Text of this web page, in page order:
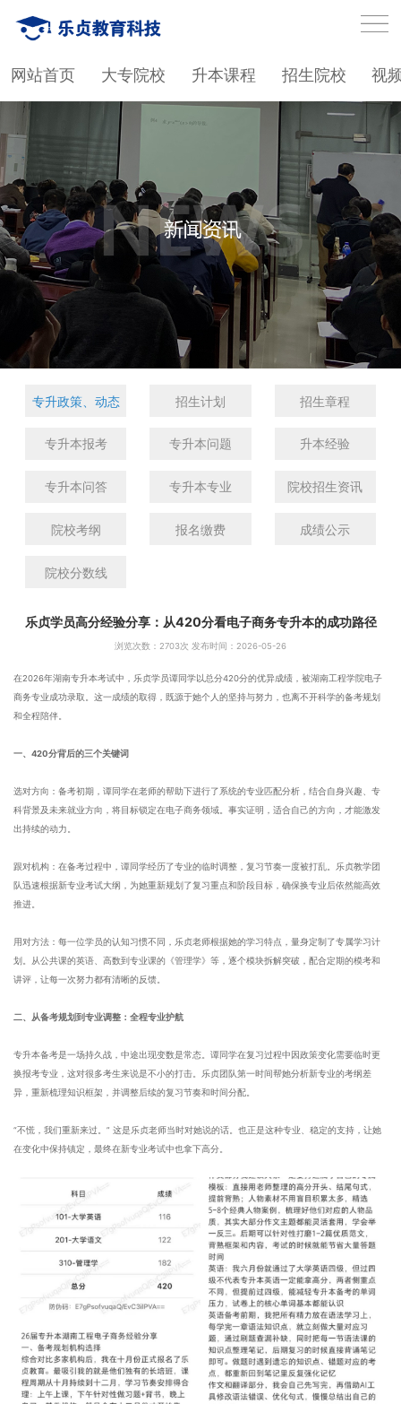
网站首页 大专院校 升本课程 招生院校 视
专升政策、动态 招生计划 招生章程
专升本报考 专升本问题 升本经验
专升本问答 专升本专业 院校招生资讯
院校考纲 报名缴费 成绩公示
院校分数线
乐贞学员高分经验分享：从420分看电子商务专升本的成功路径
浏览次数： 2703次 发布时间：2026-05-26
在2026年湖南专升本考试中，乐贞学员谭同学以总分420分的优异成绩，被湖南工程学院电子
商务专业成功录取。这一成绩的取得，既源于她个人的坚持与努力，也离不开科学的备考规划
和全程陪伴。
一、420分背后的三个关键词
选对方向：备考初期，谭同学在老师的帮助下进行了系统的专业匹配分析，结合自身兴趣、专
科背景及未来就业方向，将目标锁定在电子商务领域。事实证明，适合自己的方向，才能激发
出持续的动力。
跟对机构：在备考过程中，谭同学经历了专业的临时调整，复习节奏一度被打乱。乐贞教学团
队迅速根据新专业考试大纲，为她重新规划了复习重点和阶段目标，确保换专业后依然能高效
推进。
用对方法：每一位学员的认知习惯不同，乐贞老师根据她的学习特点，量身定制了专属学习计
划。从公共课的英语、高数到专业课的《管理学》等，逐个模块拆解突破，配合定期的模考和
讲评，让每一次努力都有清晰的反馈。
二、从备考规划到专业调整：全程专业护航
专升本备考是一场持久战，中途出现变数是常态。谭同学在复习过程中因政策变化需要临时更
换报考专业，这对很多考生来说是不小的打击。乐贞团队第一时间帮她分析新专业的考纲差
异，重新梳理知识框架，并调整后续的复习节奏和时间分配。
“不慌，我们重新来过。” 这是乐贞老师当时对她说的话。也正是这种专业、稳定的支持，让她
在变化中保持镇定，最终在新专业考试中也拿下高分。